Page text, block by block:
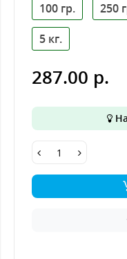
100 гр. 250
5 кг.
287.00 р.